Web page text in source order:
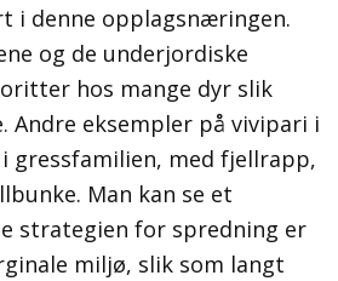
i denne opplagsnæringen.
og de underjordiske
hos mange dyr slik
Andre eksempler på vivipari i
gressfamilien, med fjellrapp,
Man kan se et
strategien for spredning er
miljø, slik som langt